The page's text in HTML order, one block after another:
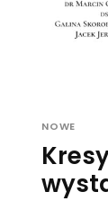
NOWE